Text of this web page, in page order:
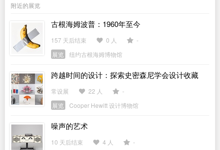
附近的展览
古根海姆波普：1960年至今
157 天后结束 0 人
-
展览
纽约古根海姆博物馆
跨越时间的设计：探索史密森尼学会设计收藏
常设展 22 人
-
展览
Cooper Hewitt 设计博物馆
噪声的艺术
10 天后结束 4 人
-